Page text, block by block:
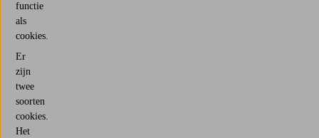
functie
als
cookies.
Er
zijn
twee
soorten
cookies.
Het